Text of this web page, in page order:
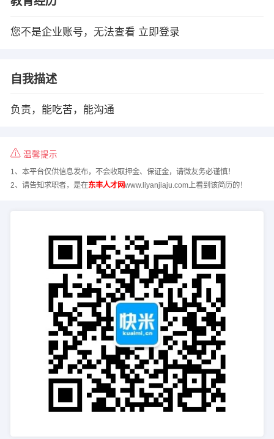
您不是企业账号，无法查看 立即登录
自我描述
负责，能吃苦，能沟通
温馨提示
1、本平台仅供信息发布，不会收取押金、保证金，请微友务必谨慎！
2、请告知求职者，是在东丰人才网www.liyanjiaju.com上看到该简历的！